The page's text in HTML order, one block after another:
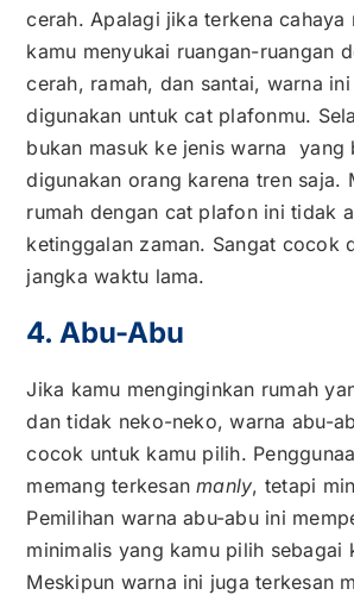
cerah. Apalagi jika terkena cahaya
kamu menyukai ruangan-ruangan
cerah, ramah, dan santai, warna
digunakan untuk cat plafonmu.
bukan masuk ke jenis warna yang
digunakan orang karena tren saja.
rumah dengan cat plafon ini tidak
ketinggalan zaman. Sangat cocok
jangka waktu lama.
4. Abu-Abu
Jika kamu menginginkan rumah
dan tidak neko-neko, warna abu-
cocok untuk kamu pilih.
memang terkesanmanly, tetapi
Pemilihan warna abu-abu ini
minimalis yang kamu pilih sebagai
Meskipun warna ini juga terkesan